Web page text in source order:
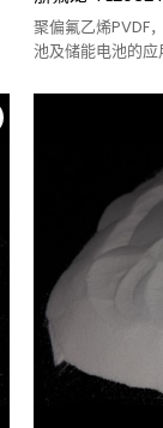
聚偏氟乙烯PVDF
池及储能电池的应